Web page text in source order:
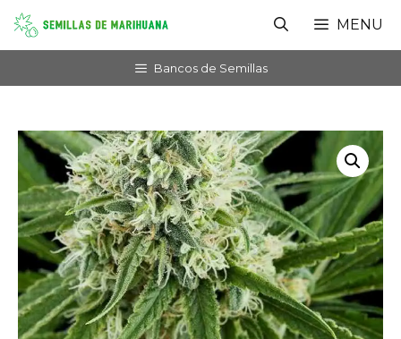
Saltar
contenido
MENU
Bancos de Semillas